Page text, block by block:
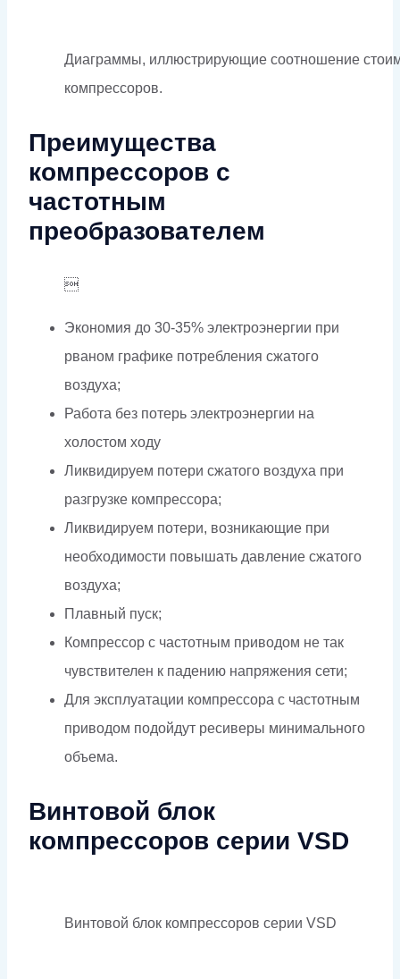
Диаграммы, иллюстрирующие соотношение
компрессоров.
Преимущества
компрессоров с
частотным
преобразователем

Экономия до 30-35% электроэнергии при
рваном графике потребления сжатого
воздуха;
Работа без потерь электроэнергии на
холостом ходу
Ликвидируем потери сжатого воздуха при
разгрузке компрессора;
Ликвидируем потери, возникающие при
необходимости повышать давление сжатого
воздуха;
Плавный пуск;
Компрессор с частотным приводом не так
чувствителен к падению напряжения сети;
Для эксплуатации компрессора с частотным
приводом подойдут ресиверы минимального
объема.
Винтовой блок
компрессоров серии VSD
Винтовой блок компрессоров серии VSD